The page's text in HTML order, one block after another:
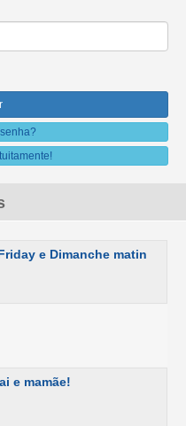
e Dimanche matin
e mamãe!